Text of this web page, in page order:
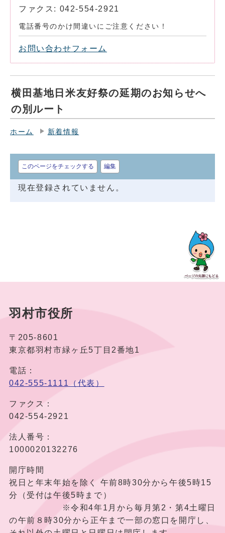
ファクス: 042-554-2921
電話番号のかけ間違いにご注意ください！
お問い合わせフォーム
横田基地日米友好祭の延期のお知らせへ
の別ルート
ホーム 新着情報
このページをチェックする 編集
現在登録されていません。
羽村市役所
〒205-8601
東京都羽村市緑ヶ丘5丁目2番地1
電話：
042-555-1111（代表）
ファクス：
042-554-2921
法人番号：
1000020132276
開庁時間
祝日と年末年始を除く 午前8時30分から午後5時15
分（受付は午後5時まで）
※令和4年1月から毎月第2・第4土曜日
の午前８時30分から正午まで一部の窓口を開庁し、